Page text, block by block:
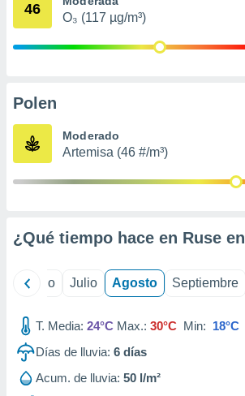
publicidad
de
1199
46
O₃ (117 µg/m³)
Polen
Moderado
Artemisa (46 #/m³)
¿Qué tiempo hace en Ruse en
Junio Julio Agosto Septiembre
T. Media: 24°C Max.: 30°C Min: 18°C
Días de lluvia: 6 días
Acum. de lluvia: 50 l/m²